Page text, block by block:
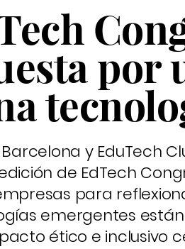
por
y EduTech
de EdTech
para
emergentes
ético e inclusivo